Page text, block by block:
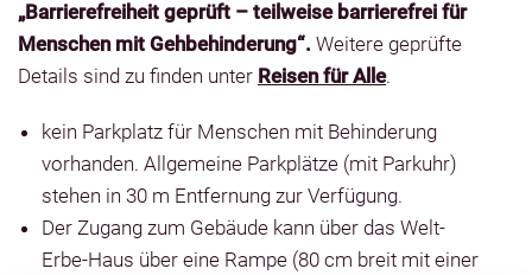
„Barrierefreiheit geprüft – teilweise barrierefrei für
Menschen mit Gehbehinderung“. Weitere geprüfte
Details sind zu finden unter Reisen für Alle.
kein Parkplatz für Menschen mit Behinderung
vorhanden. Allgemeine Parkplätze (mit Parkuhr)
stehen in 30 m Entfernung zur Verfügung.
Der Zugang zum Gebäude kann über das Welt-
Erbe-Haus über eine Rampe (80 cm breit mit einer